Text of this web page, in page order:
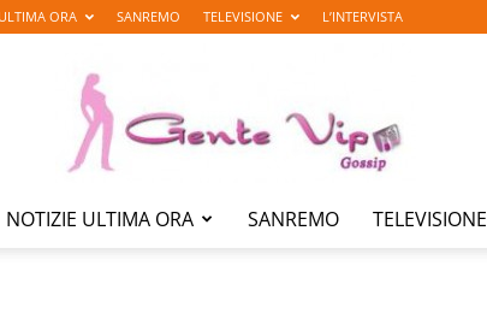
ORA SANREMO TELEVISIONE L’INTERVISTA
NOTIZIE ULTIMA ORA SANREMO TELEVISIONE